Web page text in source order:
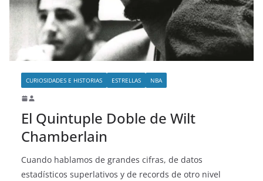
CURIOSIDADES E HISTORIAS ESTRELLAS NBA
El Quintuple Doble de Wilt
Chamberlain
Cuando hablamos de grandes cifras, de datos
estadísticos superlativos y de records de otro nivel